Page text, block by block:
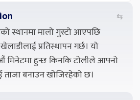
⇆
स्थानमा मालो गुस्टो आएपछि
प्रतिस्थापन गर्छ। यो
मिनेटमा हुन्छ किनकि टोलीले आफ्नो
बनाउन खोजिरहेको छ।